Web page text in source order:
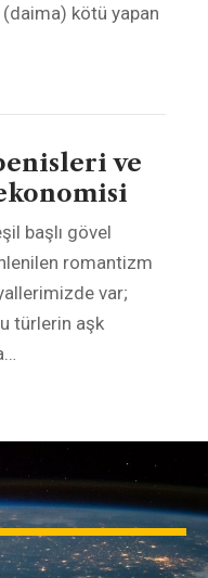
kötü yapan
ve
başlı gövel
romantizm
var;
türlerin aşk